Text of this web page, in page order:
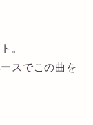
。
スでこの曲を